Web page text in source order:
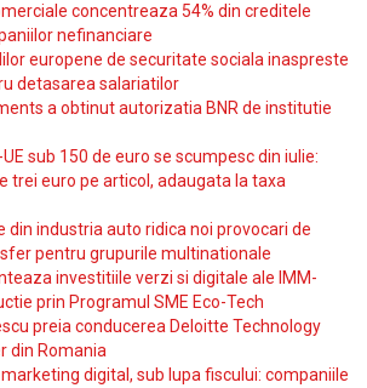
concentreaza 54% din creditele
nefinanciare
europene de securitate sociala inaspreste
detasarea salariatilor
a obtinut autorizatia BNR de institutie
sub 150 de euro se scumpesc din iulie:
trei euro pe articol, adaugata la taxa
din industria auto ridica noi provocari de
pentru grupurile multinationale
investitiile verzi si digitale ale IMM-
prin Programul SME Eco-Tech
preia conducerea Deloitte Technology
din Romania
digital, sub lupa fiscului: companiile